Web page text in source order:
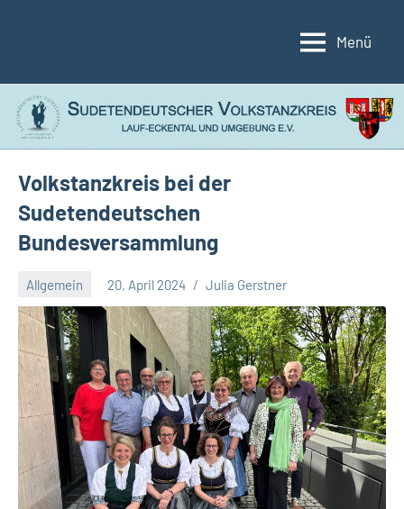
Volkstanzkreis
und
Umgebung
e.V.
Menü
Volkstanzkreis bei der
Sudetendeutschen
Bundesversammlung
Allgemein 20. April 2024 Julia Gerstner